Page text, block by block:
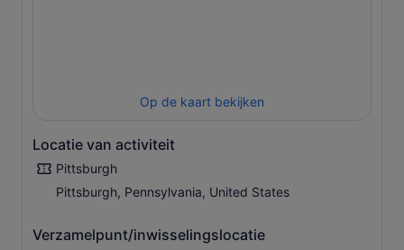
tour! Deelnemers aan deze tour krijgen ook een schattig,
We zijn blij dat we deze tour ook in het Spaans kunnen
mail naar tours@biketheburgh.com om er zeker van te
zijn dat de Spaanse rondleiding beschikbaar is.
Op de kaart bekijken
Locatie van activiteit
Pittsburgh
Pittsburgh, Pennsylvania, United States
Verzamelpunt/inwisselingslocatie